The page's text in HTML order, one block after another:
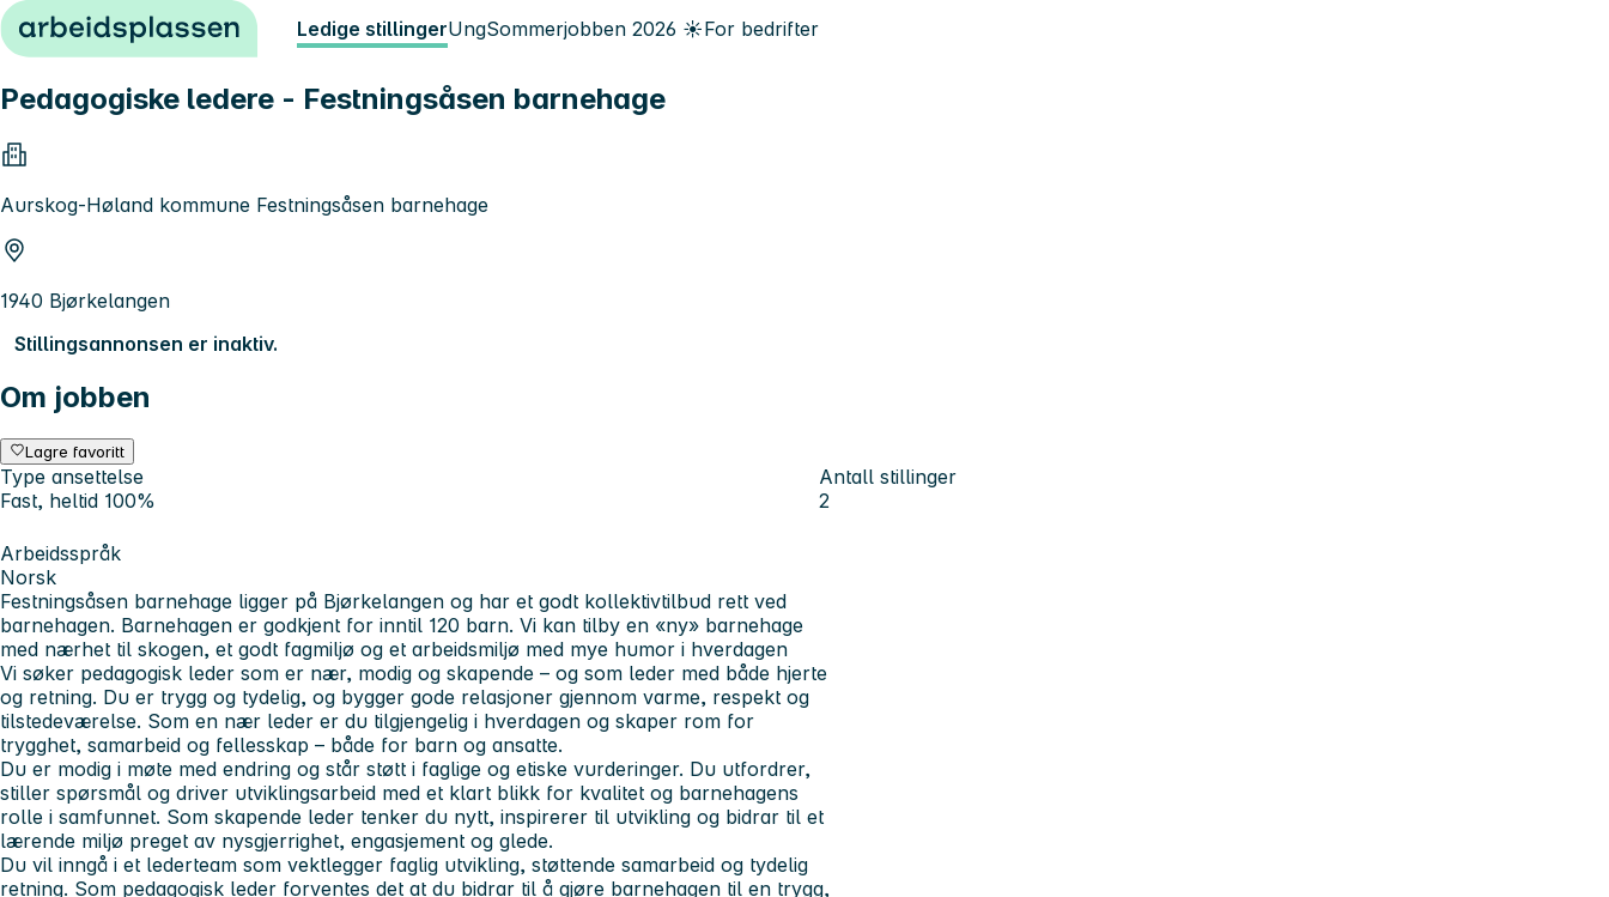
Hopp til innhold Ledige stillingerUngSommerjobben 2026 ☀️For bedrifter
Pedagogiske ledere - Festningsåsen barnehage
Aurskog-Høland kommune Festningsåsen barnehage
1940 Bjørkelangen
Stillingsannonsen er inaktiv.
Om jobben
Lagre favoritt
Type ansettelse
Fast, heltid 100%
Antall stillinger
2
Arbeidsspråk
Norsk
Festningsåsen barnehage ligger på Bjørkelangen og har et godt kollektivtilbud rett ved
barnehagen. Barnehagen er godkjent for inntil 120 barn. Vi kan tilby en «ny» barnehage
med nærhet til skogen, et godt fagmiljø og et arbeidsmiljø med mye humor i hverdagen
Vi søker pedagogisk leder som er nær, modig og skapende – og som leder med både hjerte
og retning. Du er trygg og tydelig, og bygger gode relasjoner gjennom varme, respekt og
tilstedeværelse. Som en nær leder er du tilgjengelig i hverdagen og skaper rom for
trygghet, samarbeid og fellesskap – både for barn og ansatte.
Du er modig i møte med endring og står støtt i faglige og etiske vurderinger. Du utfordrer,
stiller spørsmål og driver utviklingsarbeid med et klart blikk for kvalitet og barnehagens
rolle i samfunnet. Som skapende leder tenker du nytt, inspirerer til utvikling og bidrar til et
lærende miljø preget av nysgjerrighet, engasjement og glede.
Du vil inngå i et lederteam som vektlegger faglig utvikling, støttende samarbeid og tydelig
retning. Som pedagogisk leder forventes det at du bidrar til å gjøre barnehagen til en trygg,